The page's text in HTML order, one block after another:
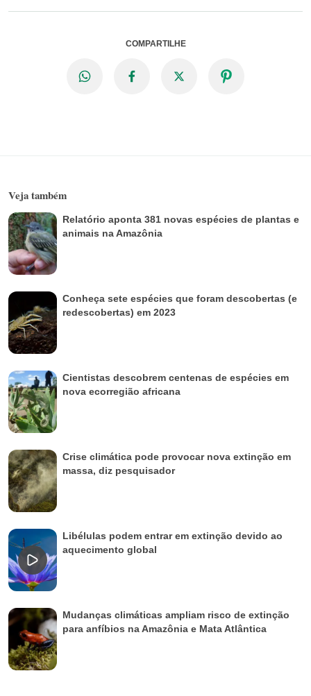
COMPARTILHE
Veja também
Relatório aponta 381 novas espécies de plantas e
animais na Amazônia
Conheça sete espécies que foram descobertas (e
redescobertas) em 2023
Cientistas descobrem centenas de espécies em
nova ecorregião africana
Crise climática pode provocar nova extinção em
massa, diz pesquisador
Libélulas podem entrar em extinção devido ao
aquecimento global
Mudanças climáticas ampliam risco de extinção
para anfíbios na Amazônia e Mata Atlântica